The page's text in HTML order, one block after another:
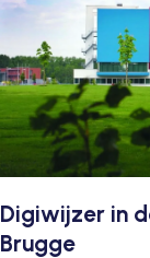
Digiwijzer in
Brugge